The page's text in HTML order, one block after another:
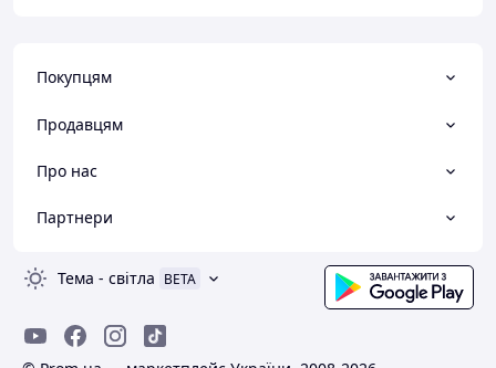
Покупцям
Продавцям
Про нас
Партнери
Тема - світла BETA